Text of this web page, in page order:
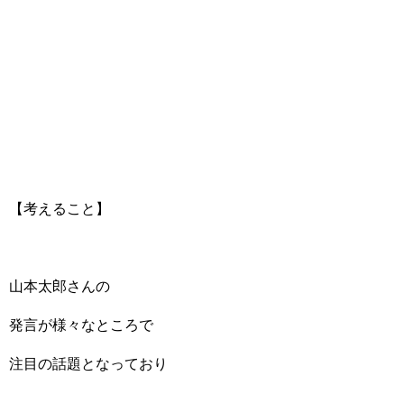
【考えること】
山本太郎さんの
発言が様々なところで
注目の話題となっており